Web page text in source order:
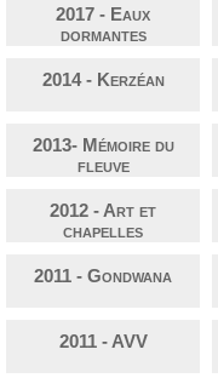
2017 - Eaux
dormantes
2014 - Kerzéan
2013- Mémoire du
fleuve
2012 - Art et
chapelles
2011 - Gondwana
2011 - AVV